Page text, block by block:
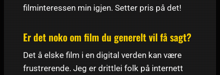
filminteressen min igjen. Setter pris på det!
Er det noko om film du generelt vil få sagt?
Det å elske film i en digital verden kan være
frustrerende. Jeg er drittlei folk på internett